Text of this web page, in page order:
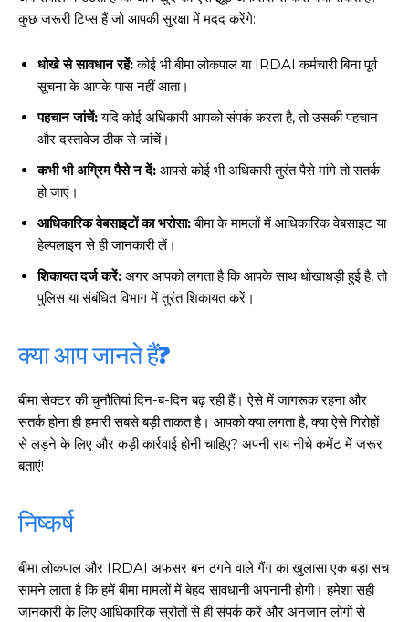
कुछ जरूरी टिप्स हैं जो आपकी सुरक्षा में मदद करेंगे:
धोखे से सावधान रहें:कोई भी बीमा लोकपाल या IRDAI कर्मचारी बिना पूर्व
सूचना के आपके पास नहीं आता।
पहचान जांचें:यदि कोई अधिकारी आपको संपर्क करता है, तो उसकी पहचान
और दस्तावेज ठीक से जांचें।
कभी भी अग्रिम पैसे न दें: आपसे कोई भी अधिकारी तुरंत पैसे मांगे तो सतर्क
हो जाएं।
आधिकारिक वेबसाइटों का भरोसा:बीमा के मामलों में आधिकारिक वेबसाइट या
हेल्पलाइन से ही जानकारी लें।
शिकायत दर्ज करें: अगर आपको लगता है कि आपके साथ धोखाधड़ी हुई है, तो
पुलिस या संबंधित विभाग में तुरंत शिकायत करें।
क्या आप जानते हैं?
बीमा सेक्टर की चुनौतियां दिन-ब-दिन बढ़ रही हैं। ऐसे में जागरूक रहना और
सतर्क होना ही हमारी सबसे बड़ी ताकत है। आपको क्या लगता है, क्या ऐसे गिरोहों
से लड़ने के लिए और कड़ी कार्रवाई होनी चाहिए? अपनी राय नीचे कमेंट में जरूर
बताएं!
निष्कर्ष
बीमा लोकपाल और IRDAI अफसर बन ठगने वाले गैंग का खुलासा एक बड़ा सच
सामने लाता है कि हमें बीमा मामलों में बेहद सावधानी अपनानी होगी। हमेशा सही
जानकारी के लिए आधिकारिक स्रोतों से ही संपर्क करें और अनजान लोगों से